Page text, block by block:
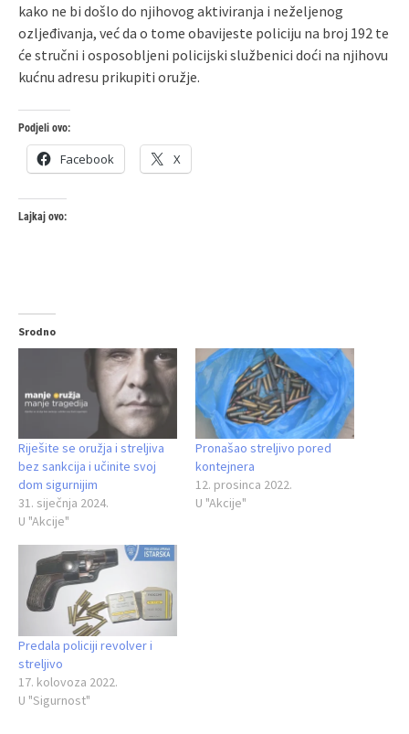
kako ne bi došlo do njihovog aktiviranja i neželjenog
ozljeđivanja, već da o tome obavijeste policiju na broj 192 te
će stručni i osposobljeni policijski službenici doći na njihovu
kućnu adresu prikupiti oružje.
Podjeli ovo:
Facebook X
Lajkaj ovo:
Srodno
Riješite se oružja i streljiva
bez sankcija i učinite svoj
dom sigurnijim
31. siječnja 2024.
U "Akcije"
Pronašao streljivo pored
kontejnera
12. prosinca 2022.
U "Akcije"
Predala policiji revolver i
streljivo
17. kolovoza 2022.
U "Sigurnost"